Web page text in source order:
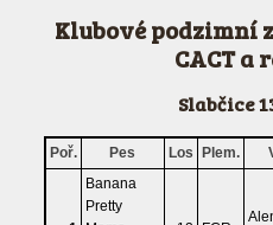
Klubové podzimní
CACT a
Slabčice
Poř. Pes Los Plem.
Banana
Pretty